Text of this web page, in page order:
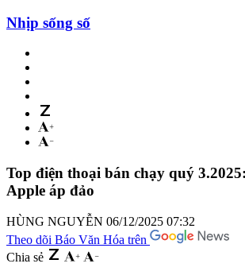
Nhịp sống số
Top điện thoại bán chạy quý
Apple áp đảo
HÙNG NGUYỄN 06/12/2025 07:32
Theo dõi Báo Văn Hóa trên
Chia sẻ